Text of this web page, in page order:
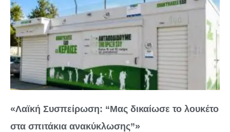
«Λαϊκή Συσπείρωση: “Μας δικαίωσε το λουκέτο
στα σπιτάκια ανακύκλωσης”»